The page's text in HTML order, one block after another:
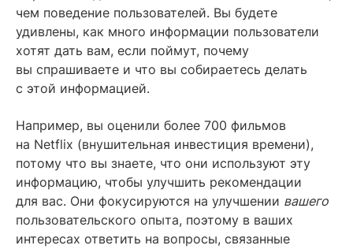
чем поведение пользователей. Вы будете
удивлены, как много информации пользователи
хотят дать вам, если поймут, почему
вы спрашиваете и что вы собираетесь делать
с этой информацией.
Например, вы оценили более 700 фильмов
на Netflix (внушительная инвестиция времени),
потому что вы знаете, что они используют эту
информацию, чтобы улучшить рекомендации
для вас. Они фокусируются на улучшении вашего
пользовательского опыта, поэтому в ваших
интересах ответить на вопросы, связанные